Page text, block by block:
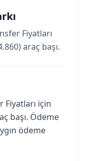
Fiyatları
araç başı.
Fiyatları için
başı. Ödeme
ödeme